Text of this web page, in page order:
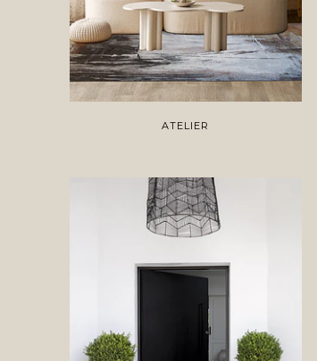
ATELIER